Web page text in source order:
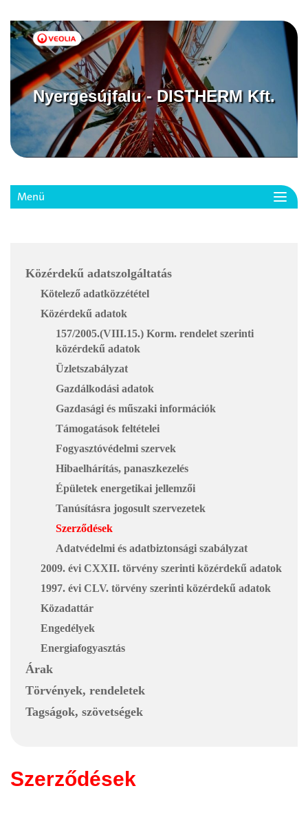
Nyergesújfalu - DISTHERM Kft.
Menü
Közérdekű adatszolgáltatás
Kötelező adatközzététel
Közérdekű adatok
157/2005.(VIII.15.) Korm. rendelet szerinti
közérdekű adatok
Üzletszabályzat
Gazdálkodási adatok
Gazdasági és műszaki információk
Támogatások feltételei
Fogyasztóvédelmi szervek
Hibaelhárítás, panaszkezelés
Épületek energetikai jellemzői
Tanúsításra jogosult szervezetek
Szerződések
Adatvédelmi és adatbiztonsági szabályzat
2009. évi CXXII. törvény szerinti közérdekű adatok
1997. évi CLV. törvény szerinti közérdekű adatok
Közadattár
Engedélyek
Energiafogyasztás
Árak
Törvények, rendeletek
Tagságok, szövetségek
Szerződések